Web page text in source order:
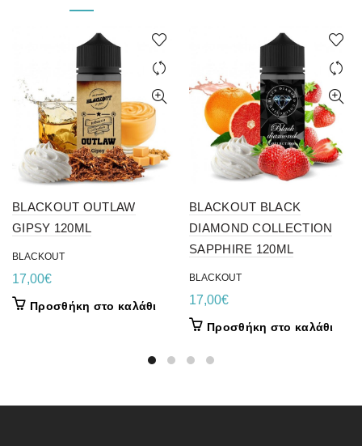
BLACKOUT OUTLAW
GIPSY 120ML
BLACKOUT
17,00€
Προσθήκη στο καλάθι
BLACKOUT BLACK
DIAMOND COLLECTION
SAPPHIRE 120ML
BLACKOUT
17,00€
Προσθήκη στο καλάθι